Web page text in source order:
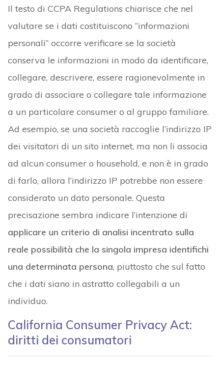
Il testo di CCPA Regulations chiarisce che nel
valutare se i dati costituiscono “informazioni
personali” occorre verificare se la società
conserva le informazioni in modo da identificare,
collegare, descrivere, essere ragionevolmente in
grado di associare o collegare tale informazione
a un particolare consumer o al gruppo familiare.
Ad esempio, se una società raccoglie l’indirizzo IP
dei visitatori di un sito internet, ma non li associa
ad alcun consumer o household, e non è in grado
di farlo, allora l’indirizzo IP potrebbe non essere
considerato un dato personale. Questa
precisazione sembra indicare l’intenzione di
applicare un criterio di analisi incentrato sulla
reale possibilità che la singola impresa identifichi
una determinata persona, piuttosto che sul fatto
che i dati siano in astratto collegabili a un
individuo.
California Consumer Privacy Act:
diritti dei consumatori